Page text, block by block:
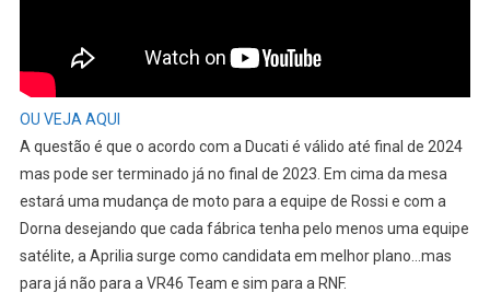
OU VEJA AQUI
A questão é que o acordo com a Ducati é válido até final de 2024
mas pode ser terminado já no final de 2023. Em cima da mesa
estará uma mudança de moto para a equipe de Rossi e com a
Dorna desejando que cada fábrica tenha pelo menos uma equipe
satélite, a Aprilia surge como candidata em melhor plano…mas
para já não para a VR46 Team e sim para a RNF.